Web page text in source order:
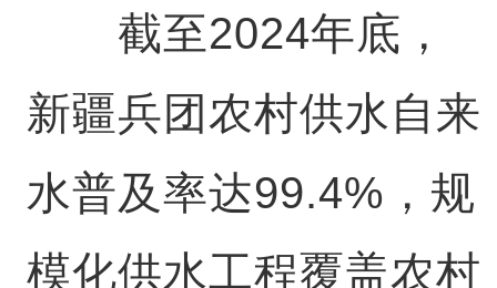
截至2024年底，
新疆兵团农村供水自来
水普及率达99.4%，规
模化供水工程覆盖农村